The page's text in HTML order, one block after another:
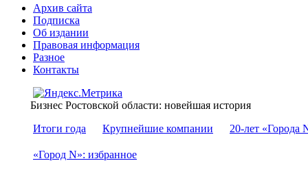
Архив сайта
Подписка
Об издании
Правовая информация
Разное
Контакты
Бизнес Ростовской области: новейшая история
Итоги года
Крупнейшие компании 20-лет «Города
«Город N»: избранное